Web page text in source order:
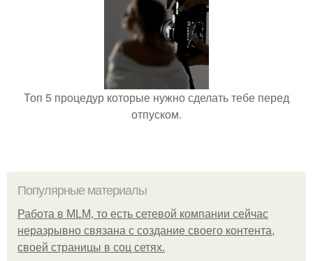
Топ 5 процедур которые нужно сделать тебе перед
отпуском.
Популярные материалы
Работа в MLM, то есть сетевой компании сейчас
неразрывно связана с создание своего контента,
своей страницы в соц сетях.